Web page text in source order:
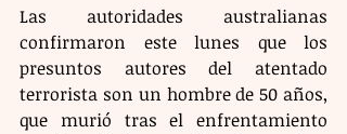
Las autoridades australianas
confirmaron este lunes que los
presuntos autores del atentado
terrorista son un hombre de 50 años,
que murió tras el enfrentamiento